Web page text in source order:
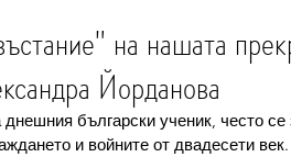
на нашата
Йорданова
български ученик, често се
и войните от двадесети